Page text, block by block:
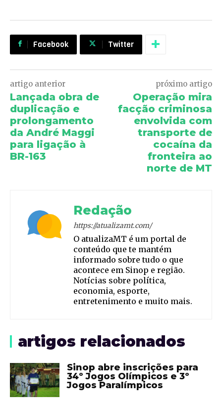
Facebook Twitter
artigo anterior
Lançada obra de
duplicação e
prolongamento
da André Maggi
para ligação à
BR-163
próximo artigo
Operação mira
facção criminosa
envolvida com
transporte de
cocaína da
fronteira ao
norte de MT
Redação
https://atualizamt.com/
O atualizaMT é um portal de
conteúdo que te mantém
informado sobre tudo o que
acontece em Sinop e região.
Notícias sobre política,
economia, esporte,
entretenimento e muito mais.
artigos relacionados
Sinop abre inscrições para
34º Jogos Olímpicos e 3º
Jogos Paralímpicos